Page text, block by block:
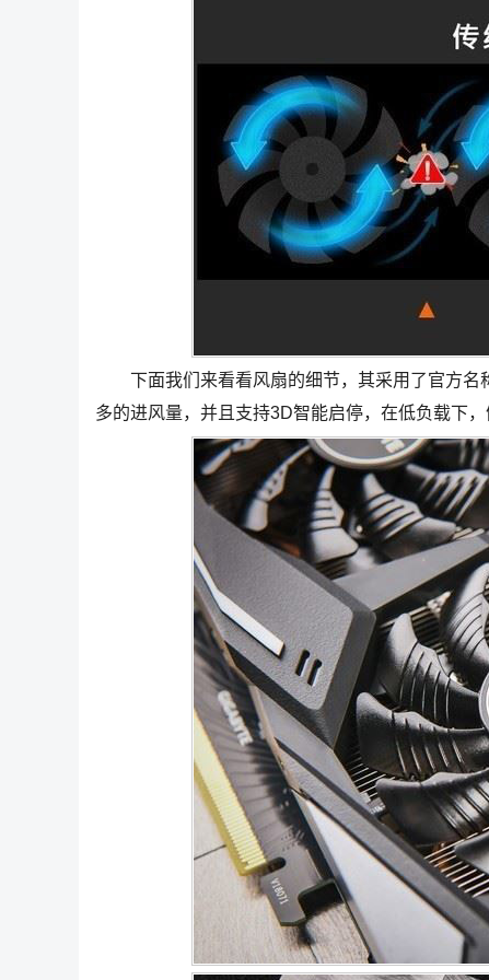
下面我们来看看风扇的细节，其采用了官方名
多的进风量，并且支持3D智能启停，在低负载下